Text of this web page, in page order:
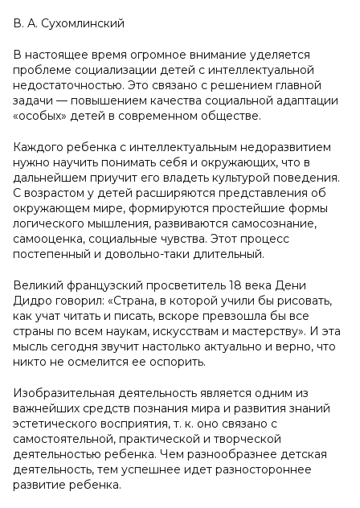
В. А. Сухомлинский
В настоящее время огромное внимание уделяется
проблеме социализации детей с интеллектуальной
недостаточностью. Это связано с решением главной
задачи — повышением качества социальной адаптации
«особых» детей в современном обществе.
Каждого ребенка с интеллектуальным недоразвитием
нужно научить понимать себя и окружающих, что в
дальнейшем приучит его владеть культурой поведения.
С возрастом у детей расширяются представления об
окружающем мире, формируются простейшие формы
логического мышления, развиваются самосознание,
самооценка, социальные чувства. Этот процесс
постепенный и довольно-таки длительный.
Великий французский просветитель 18 века Дени
Дидро говорил: «Страна, в которой учили бы рисовать,
как учат читать и писать, вскоре превзошла бы все
страны по всем наукам, искусствам и мастерству». И эта
мысль сегодня звучит настолько актуально и верно, что
никто не осмелится ее оспорить.
Изобразительная деятельность является одним из
важнейших средств познания мира и развития знаний
эстетического восприятия, т. к. оно связано с
самостоятельной, практической и творческой
деятельностью ребенка. Чем разнообразнее детская
деятельность, тем успешнее идет разностороннее
развитие ребенка.